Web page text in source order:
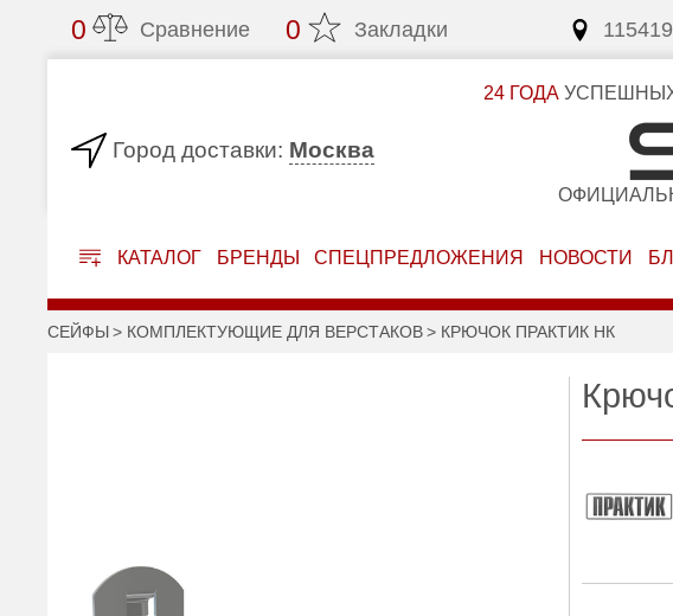
0 Сравнение 0 Закладки
Город доставки: Москва
24 ГОДА
КАТАЛОГ БРЕНДЫ СПЕЦПРЕДЛОЖЕНИЯ НОВОСТИ
СЕЙФЫ КОМПЛЕКТУЮЩИЕ ДЛЯ ВЕРСТАКОВ КРЮЧОК ПРАКТИК НК